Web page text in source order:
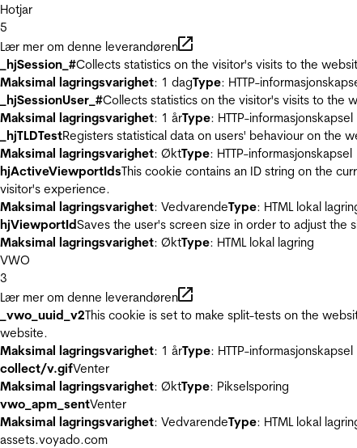
Hotjar
5
Lær mer om denne leverandøren
_hjSession_#Collects statistics on the visitor's visits to the
Maksimal lagringsvarighet: 1 dagType: HTTP-
_hjSessionUser_#Collects statistics on the visitor's visits to the
Maksimal lagringsvarighet: 1 årType: HTTP-informasjonskapsel
_hjTLDTestRegisters statistical data on users' behaviour on the
Maksimal lagringsvarighet: ØktType: HTTP-informasjonskapsel
hjActiveViewportIdsThis cookie contains an ID string on the
visitor's experience.
Maksimal lagringsvarighet: VedvarendeType: HTML lokal
hjViewportIdSaves the user's screen size in order to adjust the
Maksimal lagringsvarighet: ØktType: HTML lokal lagring
VWO
3
Lær mer om denne leverandøren
_vwo_uuid_v2This cookie is set to make split-tests on the
website.
Maksimal lagringsvarighet: 1 årType: HTTP-informasjonskapsel
collect/v.gifVenter
Maksimal lagringsvarighet: ØktType: Pikselsporing
vwo_apm_sentVenter
Maksimal lagringsvarighet: VedvarendeType: HTML lokal
assets.voyado.com